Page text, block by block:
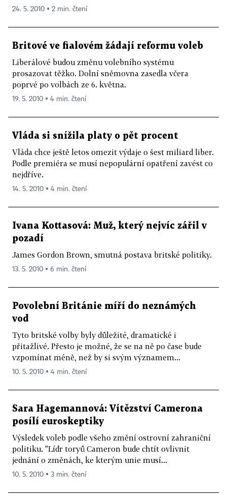
24. 5. 2010 ▪ 2 min. čtení
Britové ve fialovém žádají reformu voleb
Liberálové budou změnu volebního systému
prosazovat těžko. Dolní sněmovna zasedla včera
poprvé po volbách ze 6. května.
19. 5. 2010 ▪ 4 min. čtení
Vláda si snížila platy o pět procent
Vláda chce ještě letos omezit výdaje o šest miliard liber.
Podle premiéra se musí nepopulární opatření zavést co
nejdříve.
14. 5. 2010 ▪ 4 min. čtení
Ivana Kottasová: Muž, který nejvíc zářil v
pozadí
James Gordon Brown, smutná postava britské politiky.
13. 5. 2010 ▪ 6 min. čtení
Povolební Británie míří do neznámých
vod
Tyto britské volby byly důležité, dramatické i
přitažlivé. Přesto je možné, že se na ně po čase bude
vzpomínat méně, než by si svým významem...
10. 5. 2010 ▪ 4 min. čtení
Sara Hagemannová: Vítězství Camerona
posílí euroskeptiky
Výsledek voleb podle všeho změní ostrovní zahraniční
politiku. "Lídr toryů Cameron bude chtít ovlivnit
jednání o změnách, ke kterým unie musí...
10. 5. 2010 ▪ 3 min. čtení